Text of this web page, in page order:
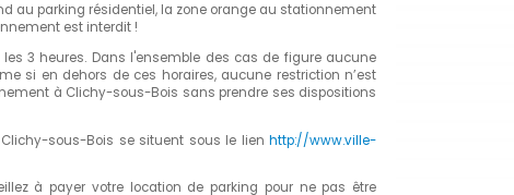
au parking résidentiel, la zone orange au stationnement
est interdit !
3 heures. Dans l'ensemble des cas de figure aucune
si en dehors de ces horaires, aucune restriction n’est
à Clichy-sous-Bois sans prendre ses dispositions
sous-Bois se situent sous le lienhttp://www.ville-
à payer votre location de parking pour ne pas être